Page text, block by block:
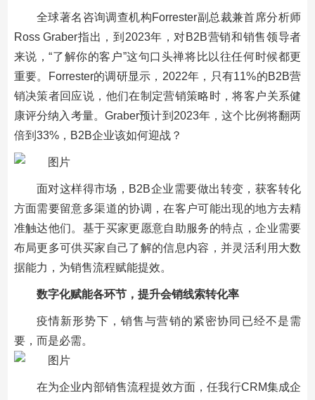
全球著名咨询调查机构Forrester副总裁兼首席分析师
Ross Graber指出，到2023年，对B2B营销和销售领导者
来说，“了解你的客户”这句口头禅将比以往任何时候都更
重要。Forrester的调研显示，2022年，只有11%的B2B营
销决策者回应说，他们在制定营销策略时，将客户关系健
康评分纳入考量。Graber预计到2023年，这个比例将翻两
倍到33%，B2B企业该如何迎战？
面对这样得市场，B2B企业需要做出转变，获客转化
方面需要留意多渠道的协调，在客户可能出现的地方去精
准触达他们。基于买家更愿意自助服务的特点，企业需要
布局更多可供买家自己了解的信息内容，并灵活利用大数
据能力，为销售流程赋能提效。
数字化赋能各环节，提升会销线索转化率
疫情新形势下，销售与营销的紧密协同已经不是需
要，而是必需。
在为企业内部销售流程提效方面，任我行CRM集成企